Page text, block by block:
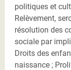
politiques et
Relèvement,
résolution des
sociale par
Droits des
naissance ;